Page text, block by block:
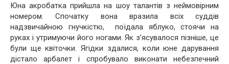
Юна акробатка прийшла на шоу талантів з неймовірним
номером. Спочатку вона вразила всіх суддів
надзвичайною гнучкістю, поїдала яблуко, стоячи на
руках і утримуючи його ногами. Як з’ясувалося пізніше, це
були ще квіточки. Ягідки здалися, коли юне дарування
дістало арбалет і спробувало виконати небезпечний